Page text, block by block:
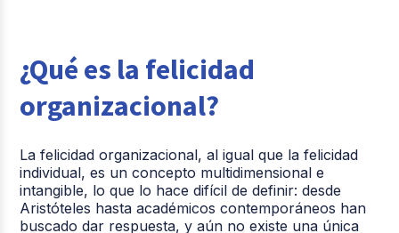
¿Qué es la felicidad
organizacional?
La felicidad organizacional, al igual que la felicidad
individual, es un concepto multidimensional e
intangible, lo que lo hace difícil de definir: desde
Aristóteles hasta académicos contemporáneos han
buscado dar respuesta, y aún no existe una única